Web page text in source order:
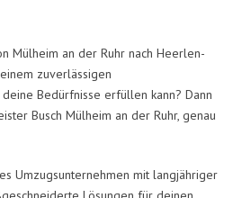
Mülheim an der Ruhr nach Heerlen-
zuverlässigen
Bedürfnisse erfüllen kann? Dann
Busch Mülheim an der Ruhr, genau
Umzugsunternehmen mit langjähriger